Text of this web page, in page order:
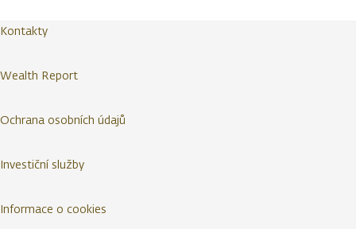
Kontakty
Wealth Report
Ochrana osobních údajů
Investiční služby
Informace o cookies